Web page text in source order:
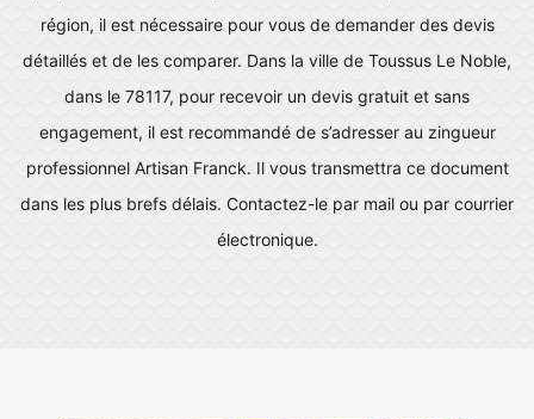
région, il est nécessaire pour vous de demander des devis
détaillés et de les comparer. Dans la ville de Toussus Le Noble,
dans le 78117, pour recevoir un devis gratuit et sans
engagement, il est recommandé de s’adresser au zingueur
professionnel Artisan Franck. Il vous transmettra ce document
dans les plus brefs délais. Contactez-le par mail ou par courrier
électronique.